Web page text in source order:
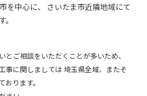
を中心に、
さいたま市近隣地域にて
ご相談をいただくことが多いため、
事に関しましては埼玉県全域、またそ
ります。